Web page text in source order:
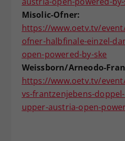
Misolic-Ofner:
https://www.oetv.tv/
ofner-halbfinale-einzel-
open-powered-by-ske
Weissborn/Arneodo-
https://www.oetv.tv/
vs-frantzenjebens-
upper-austria-open-